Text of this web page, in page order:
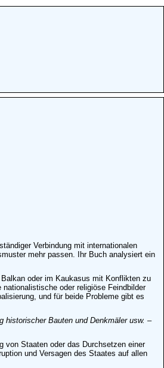
Verbindung mit internationalen
mehr passen. Ihr Buch analysiert ein
oder im Kaukasus mit Konflikten zu
oder religiöse Feindbilder
und für beide Probleme gibt es
historischer Bauten und Denkmäler usw. –
von Staaten oder das Durchsetzen einer
und Versagen des Staates auf allen